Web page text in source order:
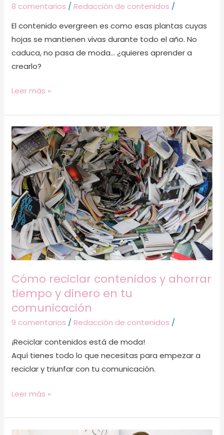
8 comentarios /Redacción de contenidos /
El contenido evergreen es como esas plantas cuyas
hojas se mantienen vivas durante todo el año. No
caduca, no pasa de moda… ¿quieres aprender a
crearlo?
Leer más »
Cómo reciclar contenidos y ahorrar
tiempo y dinero en tu
comunicación
9 comentarios /Redacción de contenidos /
¡Reciclar contenidos está de moda!
Aquí tienes todo lo que necesitas para empezar a
reciclar y triunfar con tu comunicación.
Cómo
reciclar
contenidos
y
ahorrar
tiempo
y
dinero
en
tu
Leer más »